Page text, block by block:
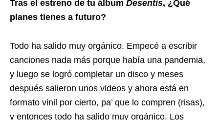
Tras el estreno de tu álbum Desentis, ¿Qué
planes tienes a futuro?
Todo ha salido muy orgánico. Empecé a escribir
canciones nada más porque había una pandemia,
y luego se logró completar un disco y meses
después salieron unos videos y ahora está en
formato vinil por cierto, pa’ que lo compren (risas),
y entonces todo ha salido muy orgánico. Los